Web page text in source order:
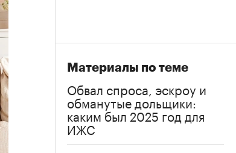
Материалы по теме
Обвал спроса, эскроу и
обманутые дольщики:
каким был 2025 год для
ИЖС